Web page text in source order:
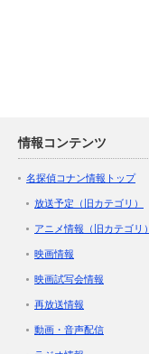
情報コンテンツ
名探偵コナン情報トップ
放送予定（旧カテゴリ）
アニメ情報（旧カテゴリ）
映画情報
映画試写会情報
再放送情報
動画・音声配信